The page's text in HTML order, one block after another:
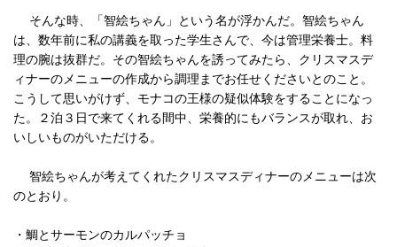
そんな時、「智絵ちゃん」という名が浮かんだ。智絵ちゃん
は、数年前に私の講義を取った学生さんで、今は管理栄養士。料
理の腕は抜群だ。その智絵ちゃんを誘ってみたら、クリスマスデ
ィナーのメニューの作成から調理までお任せくださいとのこと。
こうして思いがけず、モナコの王様の疑似体験をすることになっ
た。２泊３日で来てくれる間中、栄養的にもバランスが取れ、お
いしいものがいただける。
智絵ちゃんが考えてくれたクリスマスディナーのメニューは次
のとおり。
・鯛とサーモンのカルパッチョ